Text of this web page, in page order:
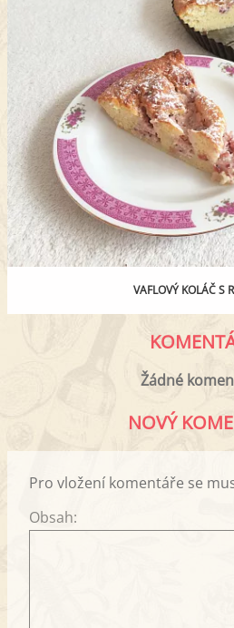
VAFLOVÝ KOLÁČ S
Žádné
NOVÝ
Pro vložení komentáře se
Obsah: